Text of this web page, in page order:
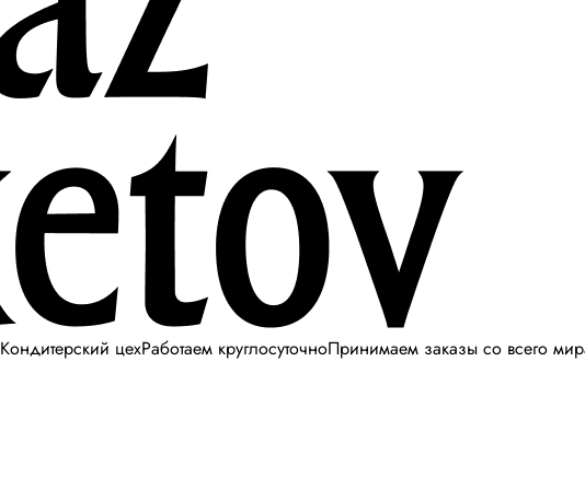
Кондитерский цехРаботаем круглосуточноПринимаем заказы со всего